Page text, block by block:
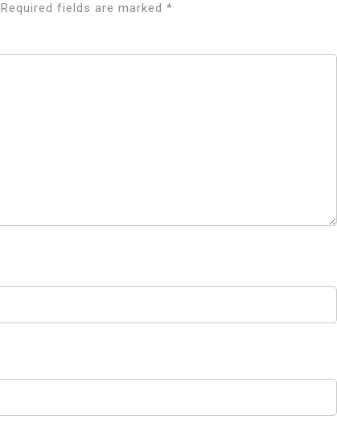
Required fields are marked *